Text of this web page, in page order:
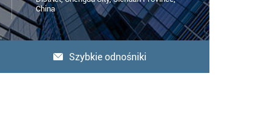
China
 Szybkie odnośniki